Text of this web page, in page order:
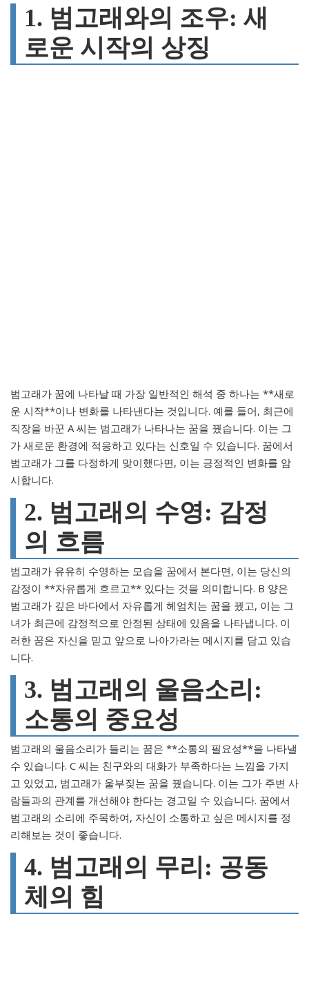
1. 범고래와의 조우: 새
로운 시작의 상징
범고래가 꿈에 나타날 때 가장 일반적인 해석 중 하나는 **새로
운 시작**이나 변화를 나타낸다는 것입니다. 예를 들어, 최근에
직장을 바꾼 A 씨는 범고래가 나타나는 꿈을 꿨습니다. 이는 그
가 새로운 환경에 적응하고 있다는 신호일 수 있습니다. 꿈에서
범고래가 그를 다정하게 맞이했다면, 이는 긍정적인 변화를 암
시합니다.
2. 범고래의 수영: 감정
의 흐름
범고래가 유유히 수영하는 모습을 꿈에서 본다면, 이는 당신의
감정이 **자유롭게 흐르고** 있다는 것을 의미합니다. B 양은
범고래가 깊은 바다에서 자유롭게 헤엄치는 꿈을 꿨고, 이는 그
녀가 최근에 감정적으로 안정된 상태에 있음을 나타냅니다. 이
러한 꿈은 자신을 믿고 앞으로 나아가라는 메시지를 담고 있습
니다.
3. 범고래의 울음소리:
소통의 중요성
범고래의 울음소리가 들리는 꿈은 **소통의 필요성**을 나타낼
수 있습니다. C 씨는 친구와의 대화가 부족하다는 느낌을 가지
고 있었고, 범고래가 울부짖는 꿈을 꿨습니다. 이는 그가 주변 사
람들과의 관계를 개선해야 한다는 경고일 수 있습니다. 꿈에서
범고래의 소리에 주목하여, 자신이 소통하고 싶은 메시지를 정
리해보는 것이 좋습니다.
4. 범고래의 무리: 공동
체의 힘